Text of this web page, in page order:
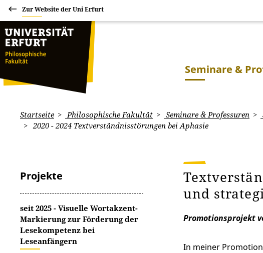
Zur Website der Uni Erfurt
Seminare &
Startseite Philosophische Fakultät Seminare & Professuren
2020 - 2024 Textverständnisstörungen bei Aphasie
Projekte
seit 2025 - Visuelle Wortakzent-
Markierung zur Förderung der
Lesekompetenz bei
Leseanfängern
und
Promotionsprojekt
In meiner